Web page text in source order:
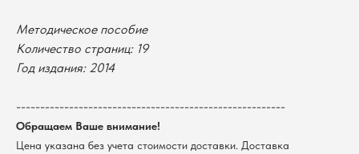
Методическое пособие
Количество страниц: 19
Год издания: 2014
--------------------------------------------------------
Обращаем Ваше внимание!
Цена указана без учета стоимости доставки. Доставка
Возврат
Мерч НГУ
ИНН 5408106490
КПП 540801001